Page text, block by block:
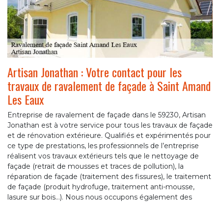
Artisan Jonathan : Votre contact pour les
travaux de ravalement de façade à Saint Amand
Les Eaux
Entreprise de ravalement de façade dans le 59230, Artisan
Jonathan est à votre service pour tous les travaux de façade
et de rénovation extérieure. Qualifiés et expérimentés pour
ce type de prestations, les professionnels de l’entreprise
réalisent vos travaux extérieurs tels que le nettoyage de
façade (retrait de mousses et traces de pollution), la
réparation de façade (traitement des fissures), le traitement
de façade (produit hydrofuge, traitement anti-mousse,
lasure sur bois…). Nous nous occupons également des